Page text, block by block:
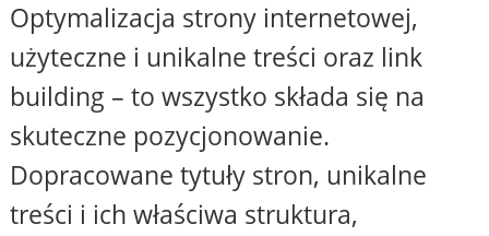
Optymalizacja strony internetowej,
użyteczne i unikalne treści oraz link
building – to wszystko składa się na
skuteczne pozycjonowanie.
Dopracowane tytuły stron, unikalne
treści i ich właściwa struktura,